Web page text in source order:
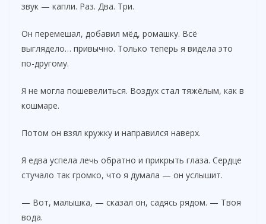
звук — капли. Раз. Два. Три.
Он перемешал, добавил мёд, ромашку. Всё
выглядело… привычно. Только теперь я видела это
по-другому.
Я не могла пошевелиться. Воздух стал тяжёлым, как в
кошмаре.
Потом он взял кружку и направился наверх.
Я едва успела лечь обратно и прикрыть глаза. Сердце
стучало так громко, что я думала — он услышит.
— Вот, малышка, — сказал он, садясь рядом. — Твоя
вода.